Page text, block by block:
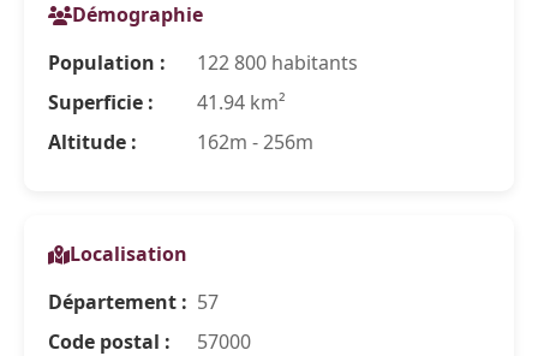
Démographie
Population :
122 800 habitants
Superficie :
41.94 km²
Altitude :
162m - 256m
Localisation
Département : 57
Code postal :
57000